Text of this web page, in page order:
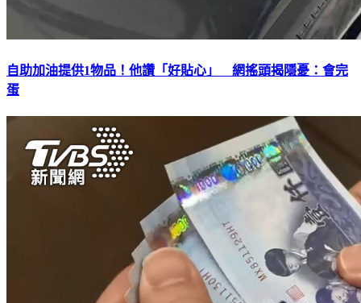
自助加油提供1物品！他讚「好貼心」 網搖頭揭隱憂：會完
蛋